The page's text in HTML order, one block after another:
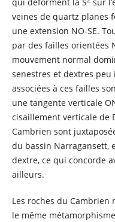
veines de quartz planes
une extension NO-SE.
par des failles orientées
mouvement normal
senestres et dextres
associées à ces failles
une tangente verticale
cisaillement verticale de
Cambrien sont
du bassin Narragansett,
dextre, ce qui concorde
ailleurs.
Les roches du
le même